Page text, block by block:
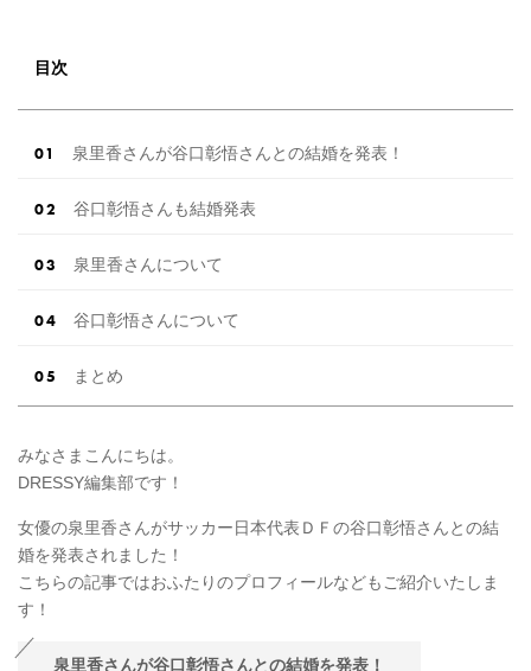
目次
泉里香さんが谷口彰悟さんとの結婚を発表！
谷口彰悟さんも結婚発表
泉里香さんについて
谷口彰悟さんについて
まとめ
みなさまこんにちは。
DRESSY編集部です！
女優の泉里香さんがサッカー日本代表ＤＦの谷口彰悟さんとの結
婚を発表されました！
こちらの記事ではおふたりのプロフィールなどもご紹介いたしま
す！
泉里香さんが谷口彰悟さんとの結婚を発表！